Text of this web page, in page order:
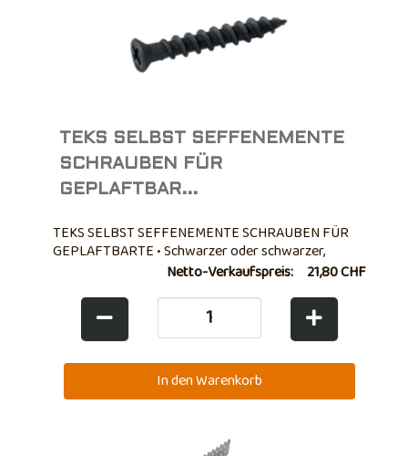
TEKS SELBST SEFFENEMENTE
SCHRAUBEN FÜR
GEPLAFTBAR...
TEKS SELBST SEFFENEMENTE SCHRAUBEN FÜR
GEPLAFTBARTE • Schwarzer oder schwarzer,
verzinkter, selbstbewusster Rebe • Großer Kopf -
Netto-Verkaufspreis: 21,80 CHF